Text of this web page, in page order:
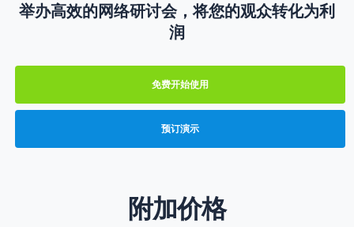
举办高效的网络研讨会，将您的观众转化为利
润
免费开始使用
预订演示
附加价格